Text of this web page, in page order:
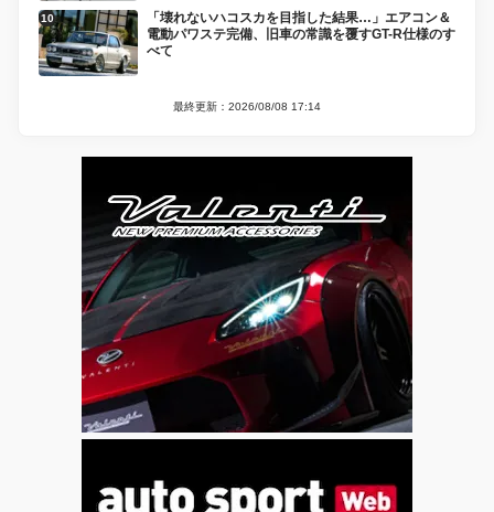
「壊れないハコスカを目指した結果…」エアコン＆
電動パワステ完備、旧車の常識を覆すGT-R仕様のす
べて
最終更新：2026/08/08 17:14